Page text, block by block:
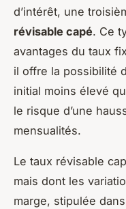
d’intérêt, une
révisable capé. Ce
avantages du taux
il offre la possibilité
initial moins élevé
le risque d’une
mensualités.
Le taux révisable
mais dont les
marge, stipulée